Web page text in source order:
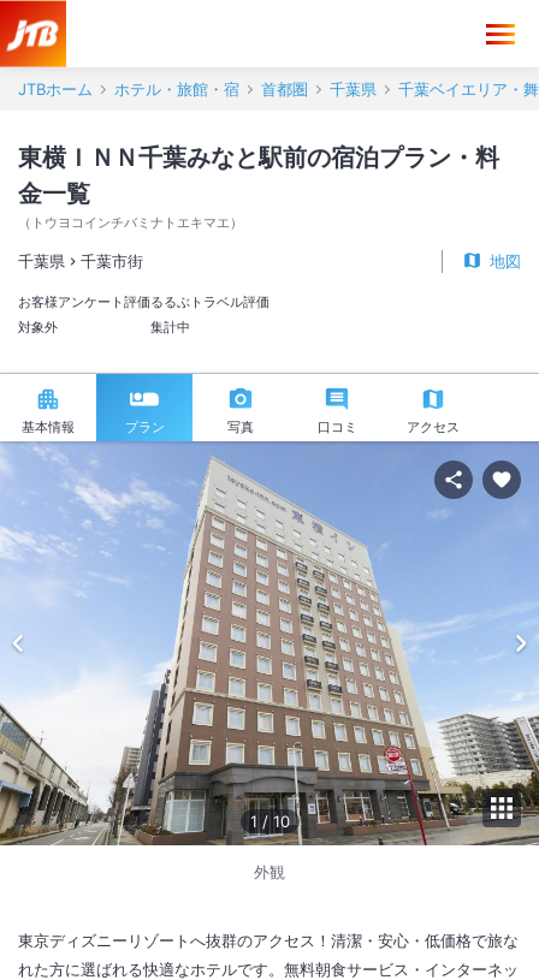
JTBホーム ホテル・旅館・宿 首都圏 千葉県 千葉ベイエリア・
東横ＩＮＮ千葉みなと駅前の宿泊プラン・料
金一覧
（ トウヨコインチバミナトエキマエ ）
千葉県 千葉市街 地図
お客様アンケート評価
対象外
るるぶトラベル評価
集計中
基本情報 プラン 写真 口コミ アクセス
1 / 10
外観
東京ディズニーリゾートへ抜群のアクセス！清潔・安心・低価格で旅な
れた方に選ばれる快適なホテルです。無料朝食サービス・インターネッ